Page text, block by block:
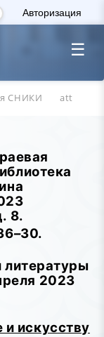
Авторизация
☰
СНИКИ att
8.
литературы
2023
искусству